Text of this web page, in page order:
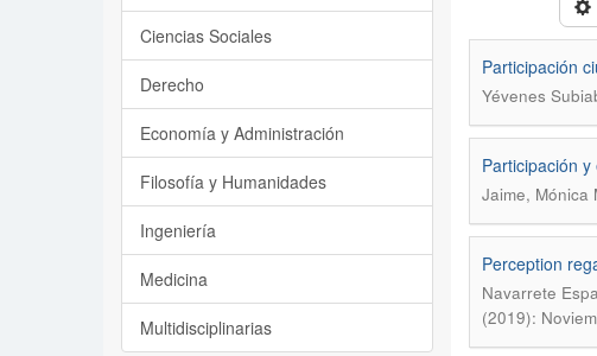
Participación
Yévenes
Participación
Jaime, Mónica
Perception
Navarrete
(2019):
Ciencias Sociales
Derecho
Economía y Administración
Filosofía y Humanidades
Ingeniería
Medicina
Multidisciplinarias